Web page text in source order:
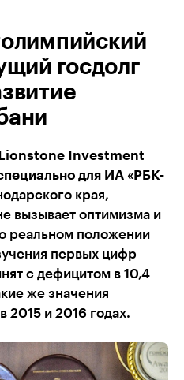
госдолг
Investment
для ИА «РБК-
края,
вызывает оптимизма и
о реальном положении
первых цифр
с дефицитом в 10,4
же значения
2015 и 2016 годах.